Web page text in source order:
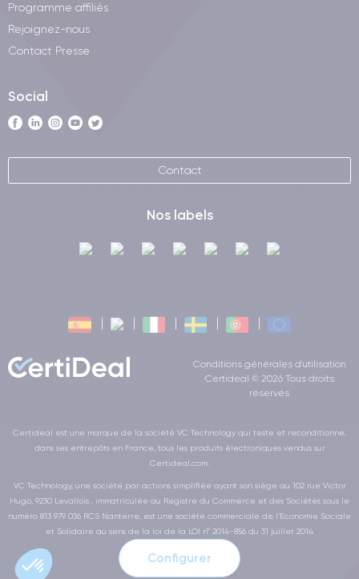
Configurer
Programme affiliés
Rejoignez-nous
Contact Presse
Social
Contact
Nos labels
Conditions générales d'utilisation
Certideal © 2026 Tous droits
réservés
Certideal est une marque de la société VC Technology qui teste et reconditionne,
dans ses entrepôts en France, tous les produits électroniques vendus sur
Certideal.com.
VC Technology, une société par actions simplifiée ayant son siège au 102 rue Victor
Hugo, 9230 Levallois , immatriculée au Registre du Commerce et des Sociétés sous le
numéro 813 979 036 RCS Nanterre, est une société commerciale de l’Economie Sociale
et Solidaire au sens de la loi de la LOI n° 2014-856 du 31 juillet 2014